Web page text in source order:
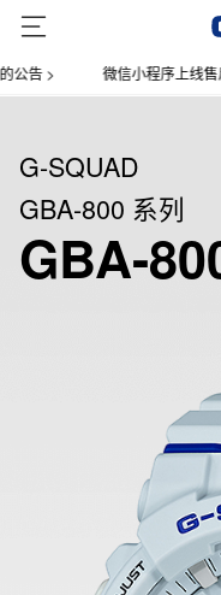
> 微信小程序上线售后
G-SQUAD
GBA-800 系列
GBA-